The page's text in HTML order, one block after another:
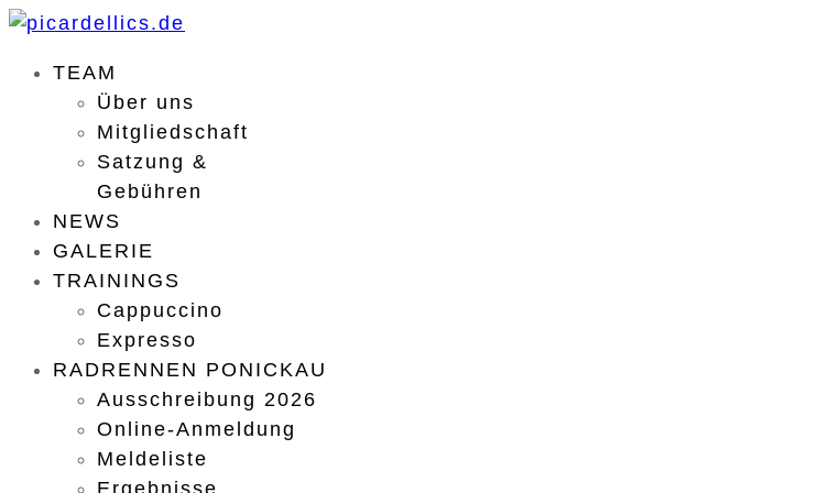
TEAM
Über uns
Mitgliedschaft
Satzung &
Gebühren
NEWS
GALERIE
TRAININGS
Cappuccino
Expresso
RADRENNEN PONICKAU
Ausschreibung 2026
Online-Anmeldung
Meldeliste
Ergebnisse